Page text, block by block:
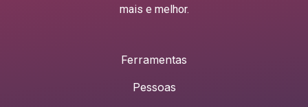
mais e melhor.
Ferramentas
Pessoas